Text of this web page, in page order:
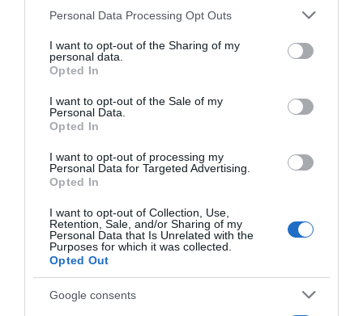
Please note that this website/app uses one or more Google
not limited to your visit or usage behaviour. You may click to
grant or deny consent to Google and its third-party tags to
use your data for below specified purposes in below Google
consent section.
Personal Data Processing Opt Outs
I want to opt-out of the Sharing of my
personal data.
Opted In
I want to opt-out of the Sale of my
Personal Data.
Opted In
I want to opt-out of processing my
Personal Data for Targeted Advertising.
Opted In
I want to opt-out of Collection, Use,
Retention, Sale, and/or Sharing of my
Personal Data that Is Unrelated with the
Purposes for which it was collected.
Opted Out
Google consents
LIFESTYLE
Μαρία Ηλιάκη: «Ο Κωνσταντίνος
«καταγγελία» προς τον Κρατερό Κατσούλη